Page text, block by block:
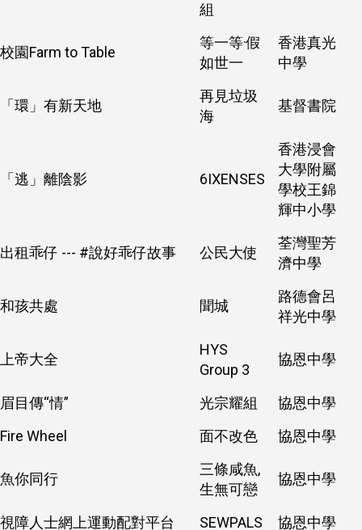
組
校園Farm to Table
等一等·假
如世一
香港真光
中學
「環」有新天地
再見垃圾
海
基督書院
「逃」離陰影 6IXENSES
香港浸會
大學附屬
學校王錦
輝中小學
出租乖仔 --- #說好乖仔故事 公民大使
荃灣聖芳
濟中學
和孩共處 聞城
路德會呂
祥光中學
上帝大全
HYS
Group 3
協恩中學
眉目傳“情” 光宗耀組
協恩中學
Fire Wheel
面不改色 協恩中學
魚你同行
三條咸魚,
生無可戀
協恩中學
視障人士網上運動配對平台 SEWPALS 協恩中學